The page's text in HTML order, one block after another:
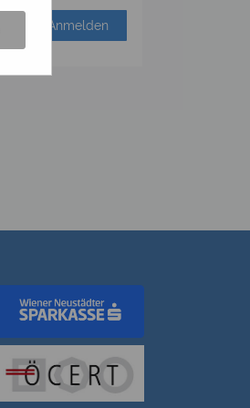
Anmelden